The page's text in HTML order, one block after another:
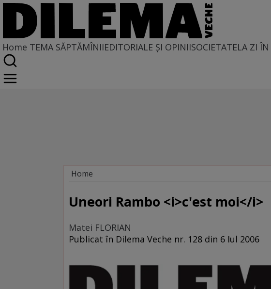
Home TEMA SĂPTĂMÎNIIEDITORIALE ȘI OPINIISOCIETATELA ZI
Home
Uneori Rambo <i>c'est moi</i>
Matei FLORIAN
Publicat în Dilema Veche nr. 128 din 6 Iul 2006